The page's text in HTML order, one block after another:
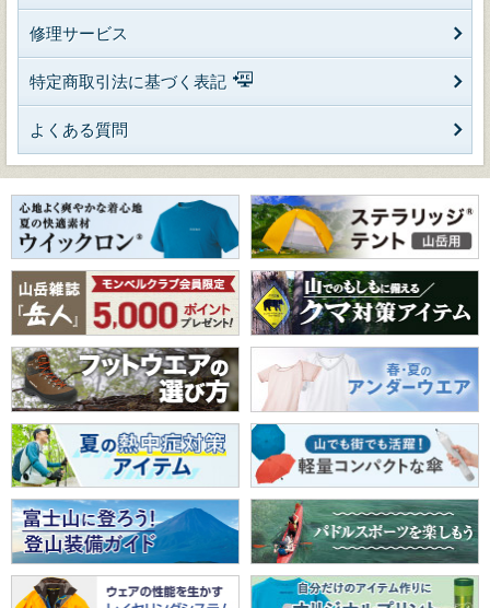
修理サービス
特定商取引法に基づく表記
よくある質問